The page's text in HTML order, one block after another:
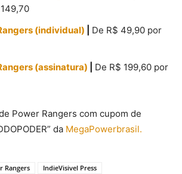
(individual)
De R$ 49,90 por
(assinatura)
De R$ 199,60 por
Power Rangers com cupom de
da MegaPowerbrasil.
Rangers
IndieVisivel Press